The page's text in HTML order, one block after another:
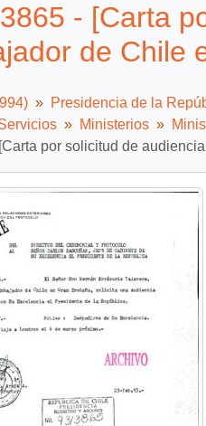
- [Carta
de Chile
Presidencia de la
Ministerios
[Carta por solicitud de